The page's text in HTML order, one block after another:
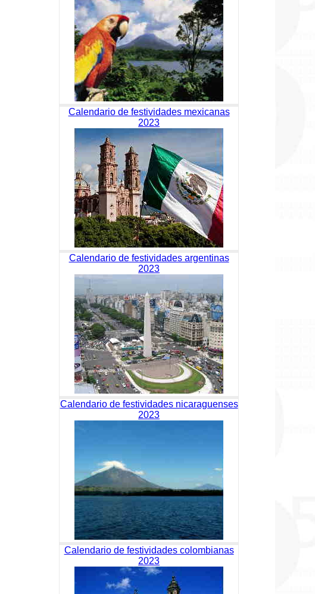
Calendario de festividades mexicanas
2023
Calendario de festividades argentinas
2023
Calendario de festividades nicaraguenses
2023
Calendario de festividades colombianas
2023